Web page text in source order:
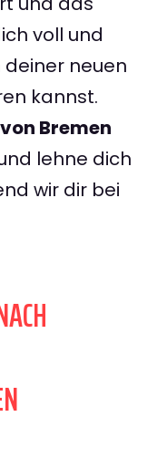
voll und
deiner neuen
kannst.
Bremen
lehne dich
wir dir bei